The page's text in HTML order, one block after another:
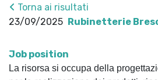
Torna ai risultati
23/09/2025 Rubinetterie
Job position
La risorsa si occupa della